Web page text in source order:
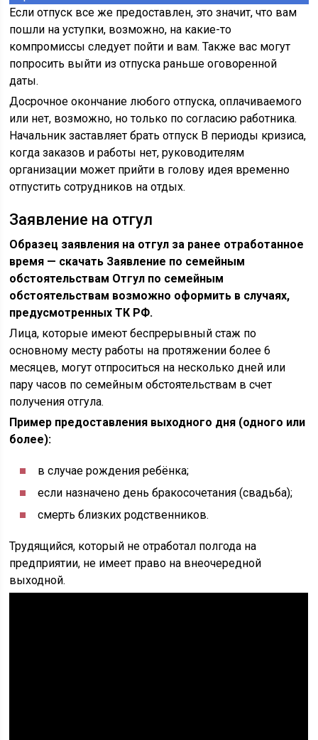
Если отпуск все же предоставлен, это значит, что вам
пошли на уступки, возможно, на какие-то
компромиссы следует пойти и вам. Также вас могут
попросить выйти из отпуска раньше оговоренной
даты.
Досрочное окончание любого отпуска, оплачиваемого
или нет, возможно, но только по согласию работника.
Начальник заставляет брать отпуск В периоды кризиса,
когда заказов и работы нет, руководителям
организации может прийти в голову идея временно
отпустить сотрудников на отдых.
Заявление на отгул
Образец заявления на отгул за ранее отработанное
время — скачать Заявление по семейным
обстоятельствам Отгул по семейным
обстоятельствам возможно оформить в случаях,
предусмотренных ТК РФ.
Лица, которые имеют беспрерывный стаж по
основному месту работы на протяжении более 6
месяцев, могут отпроситься на несколько дней или
пару часов по семейным обстоятельствам в счет
получения отгула.
Пример предоставления выходного дня (одного или
более):
в случае рождения ребёнка;
если назначено день бракосочетания (свадьба);
смерть близких родственников.
Трудящийся, который не отработал полгода на
предприятии, не имеет право на внеочередной
выходной.